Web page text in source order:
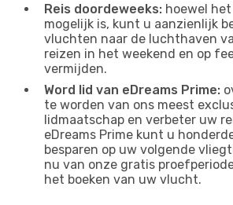
Reis doordeweeks: hoewel
mogelijk is, kunt u aanzienlijk
vluchten naar de luchthaven
reizen in het weekend en op
vermijden.
Word lid van eDreams Prime:
te worden van ons meest
lidmaatschap en verbeter uw
eDreams Prime kunt u
besparen op uw volgende
nu van onze gratis
het boeken van uw vlucht.